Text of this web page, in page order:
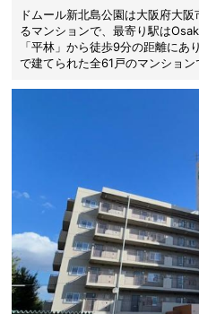
ドムール新北島公園は大阪府大
るマンションで、最寄り駅は
「平林」から徒歩9分の距離に
で建てられた全61戸のマンション